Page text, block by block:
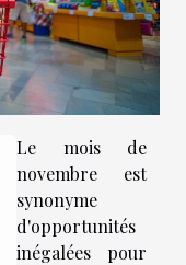
Le mois de
novembre est
synonyme
d'opportunités
inégalées pour